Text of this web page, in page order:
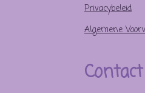
Privacybeleid
Algemene
Contact